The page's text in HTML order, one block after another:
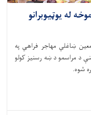
موخه له یوټیوبرانو
ښاغلي مهاجر فراهي په
د مراسمو د ښه رسنیز کولو
شوه.